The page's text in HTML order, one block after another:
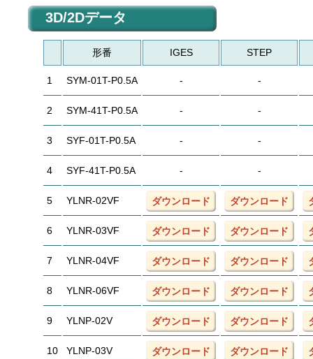
3D/2Dデータ
形番 IGES STEP
1 SYM-01T-P0.5A - -
2 SYM-41T-P0.5A - -
3 SYF-01T-P0.5A - -
4 SYF-41T-P0.5A - -
5 YLNR-02VF ダウンロード ダウンロード
6 YLNR-03VF ダウンロード ダウンロード
7 YLNR-04VF ダウンロード ダウンロード
8 YLNR-06VF ダウンロード ダウンロード
9 YLNP-02V ダウンロード ダウンロード
10 YLNP-03V ダウンロード ダウンロード